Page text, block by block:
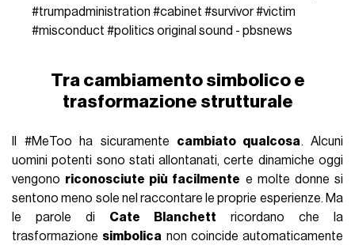
#trumpadministration #cabinet #survivor#victim
#misconduct #politics original sound - pbsnews
Tra cambiamento simbolico e
trasformazione strutturale
Il #MeToo ha sicuramente cambiato qualcosa. Alcuni
uomini potenti sono stati allontanati, certe dinamiche oggi
vengono riconosciute più facilmente e molte donne si
sentono meno sole nel raccontare le proprie esperienze. Ma
le parole di Cate Blanchett ricordano che la
trasformazione simbolica non coincide automaticamente